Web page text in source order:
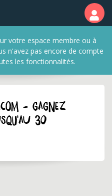
votre espace membre ou à
n'avez pas encore de compte
les fonctionnalités.
- Gagnez
30